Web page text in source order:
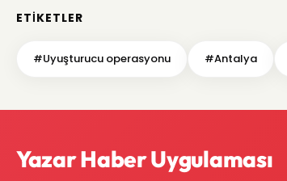
ETIKETLER
#Uyuşturucu operasyonu #Antalya
Yazar Haber Uygulaması